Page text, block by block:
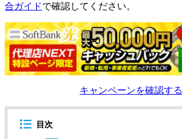
合ガイドで確認してください。
キャンペーンを確認する
目次